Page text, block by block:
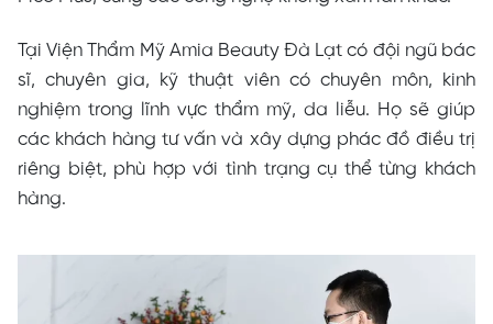
Tại Viện Thẩm Mỹ Amia Beauty Đà Lạt có đội ngũ bác
sĩ, chuyên gia, kỹ thuật viên có chuyên môn, kinh
nghiệm trong lĩnh vực thẩm mỹ, da liễu. Họ sẽ giúp
các khách hàng tư vấn và xây dựng phác đồ điều trị
riêng biệt, phù hợp với tình trạng cụ thể từng khách
hàng.